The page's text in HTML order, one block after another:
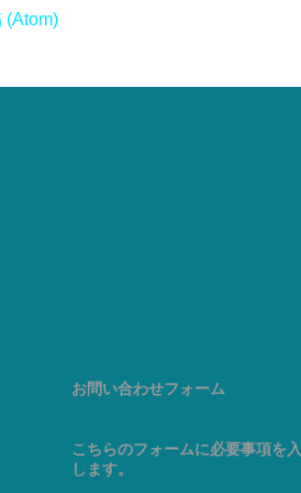
(Atom)
お問い合わせフォーム
こちらのフォームに必要事項を
します。